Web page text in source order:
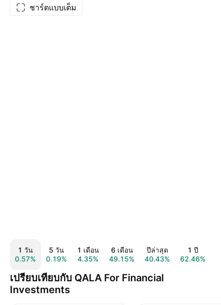
ชาร์ตแบบเต็ม
1 วัน
0.57%
5 วัน
0.19%
1 เดือน
4.35%
6 เดือน
49.15%
ปีล่าสุด
40.43%
1 ปี
62.46%
เปรียบเทียบกับ QALA For Financial
Investments